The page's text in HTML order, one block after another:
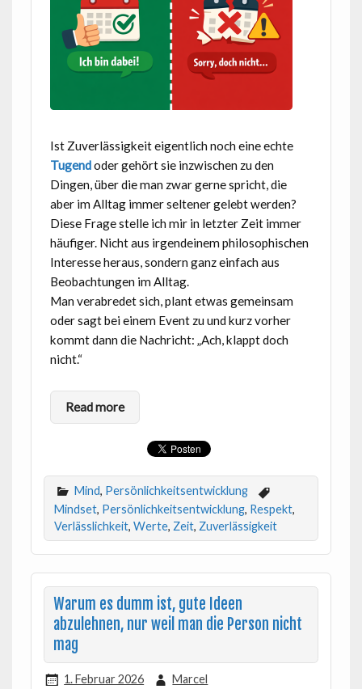
Ist Zuverlässigkeit eigentlich noch eine echte
Tugendoder gehört sie inzwischen zu den
Dingen, über die man zwar gerne spricht, die
aber im Alltag immer seltener gelebt werden?
Diese Frage stelle ich mir in letzter Zeit immer
häufiger. Nicht aus irgendeinem philosophischen
Interesse heraus, sondern ganz einfach aus
Beobachtungen im Alltag.
Man verabredet sich, plant etwas gemeinsam
oder sagt bei einem Event zu und kurz vorher
kommt dann die Nachricht: „Ach, klappt doch
nicht.“
Read more
Mind, Persönlichkeitsentwicklung
Mindset, Persönlichkeitsentwicklung, Respekt,
Verlässlichkeit, Werte, Zeit, Zuverlässigkeit
Warum es dumm ist, gute Ideen
abzulehnen, nur weil man die Person nicht
mag
1. Februar 2026 Marcel